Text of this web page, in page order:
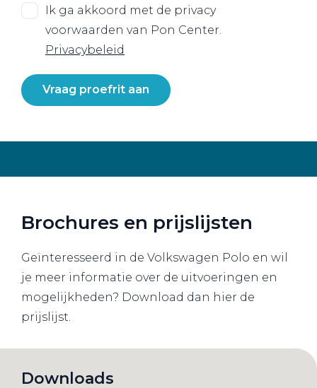
Ik ga akkoord met de privacy
voorwaarden van Pon Center.
Privacybeleid
Vraag proefrit aan
Brochures en prijslijsten
Geïnteresseerd in de Volkswagen Polo en wil
je meer informatie over de uitvoeringen en
mogelijkheden? Download dan hier de
prijslijst.
Downloads